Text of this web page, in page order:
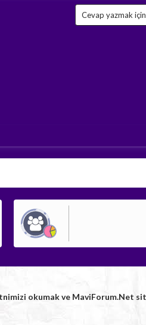
Cevap yazmak
okumak ve